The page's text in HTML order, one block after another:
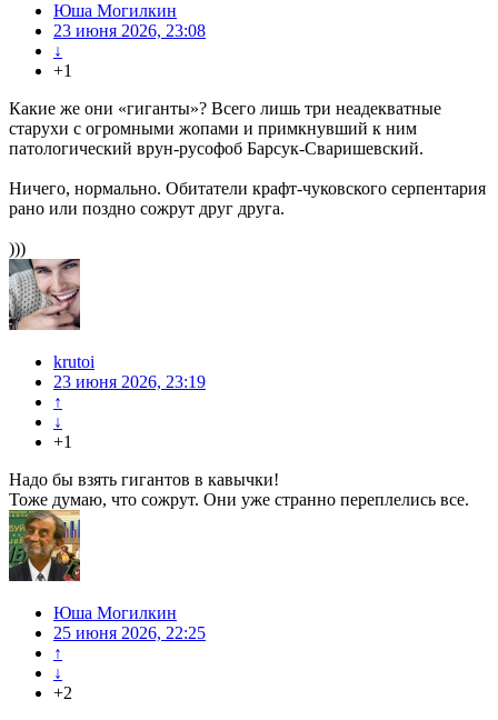
Юша Могилкин
23 июня 2026, 23:08
↓
+1
Какие же они «гиганты»? Всего лишь три неадекватные
старухи с огромными жопами и примкнувший к ним
патологический врун-русофоб Барсук-Сваришевский.
Ничего, нормально. Обитатели крафт-чуковского серпентария
рано или поздно сожрут друг друга.
)))
krutoi
23 июня 2026, 23:19
↑
↓
+1
Надо бы взять гигантов в кавычки!
Тоже думаю, что сожрут. Они уже странно переплелись все.
Юша Могилкин
25 июня 2026, 22:25
↑
↓
+2